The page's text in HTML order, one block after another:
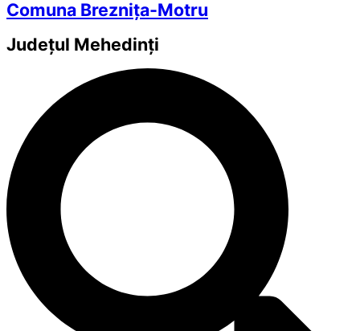
Comuna Breznița-Motru
Județul Mehedinți